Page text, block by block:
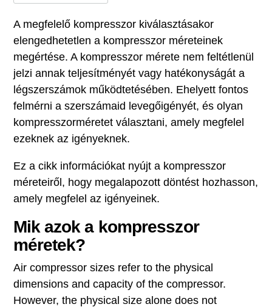
A megfelelő kompresszor kiválasztásakor
elengedhetetlen a kompresszor méreteinek
megértése. A kompresszor mérete nem feltétlenül
jelzi annak teljesítményét vagy hatékonyságát a
légszerszámok működtetésében. Ehelyett fontos
felmérni a szerszámaid levegőigényét, és olyan
kompresszorméretet választani, amely megfelel
ezeknek az igényeknek.
Ez a cikk információkat nyújt a kompresszor
méreteiről, hogy megalapozott döntést hozhasson,
amely megfelel az igényeinek.
Mik azok a kompresszor
méretek?
Air compressor sizes refer to the physical
dimensions and capacity of the compressor.
However, the physical size alone does not